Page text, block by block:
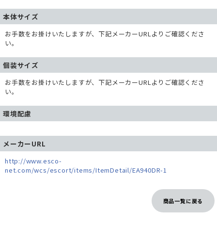
本体サイズ
お手数をお掛けいたしますが、下記メーカーURLよりご確認くださ
い。
個装サイズ
お手数をお掛けいたしますが、下記メーカーURLよりご確認くださ
い。
環境配慮
メーカーURL
http://www.esco-
net.com/wcs/escort/items/ItemDetail/EA940DR-1
商品一覧に戻る